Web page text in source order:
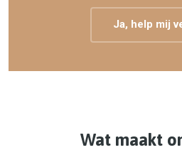
Ja, help mij
Wat maakt